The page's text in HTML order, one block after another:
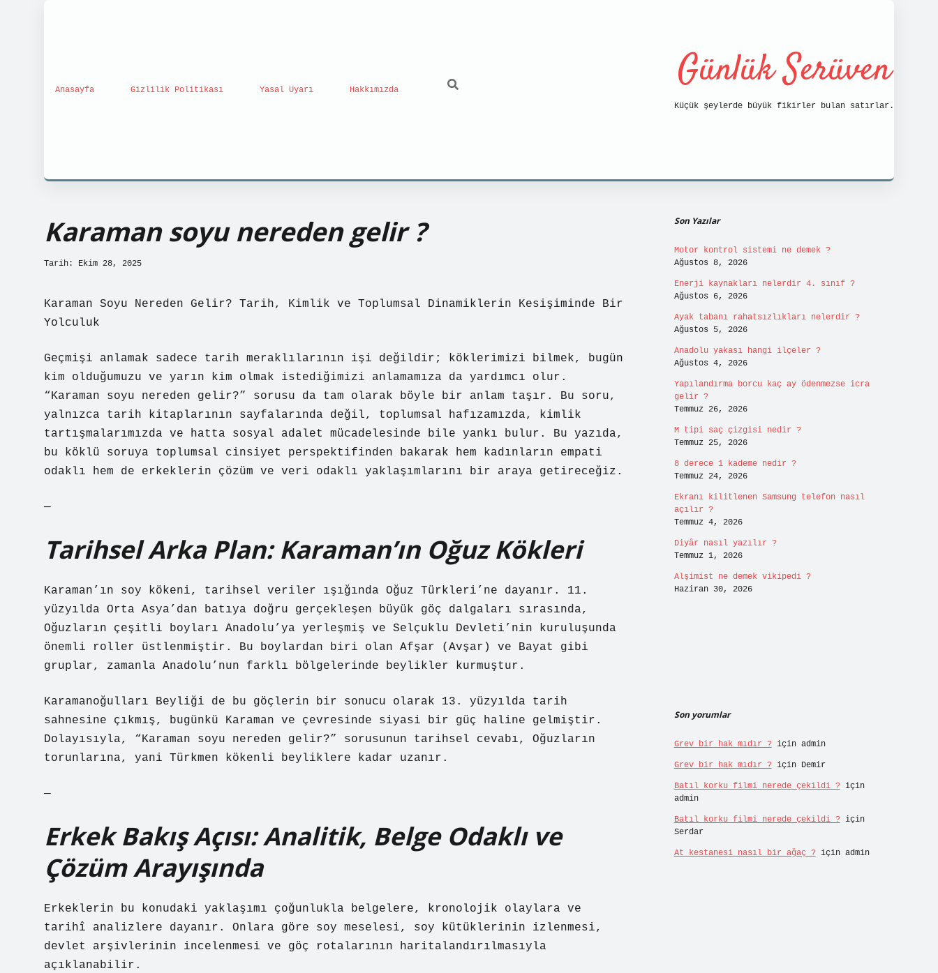
Anasayfa Gizlilik Politikası Yasal Uyarı Hakkımızda Günlük Serüven
Küçük şeylerde büyük fikirler bulan satırlar.
Karaman soyu nereden gelir ?
Tarih: Ekim 28, 2025
Karaman Soyu Nereden Gelir? Tarih, Kimlik ve Toplumsal Dinamiklerin Kesişiminde Bir
Yolculuk
Geçmişi anlamak sadece tarih meraklılarının işi değildir; köklerimizi bilmek, bugün
kim olduğumuzu ve yarın kim olmak istediğimizi anlamamıza da yardımcı olur.
“Karaman soyu nereden gelir?” sorusu da tam olarak böyle bir anlam taşır. Bu soru,
yalnızca tarih kitaplarının sayfalarında değil, toplumsal hafızamızda, kimlik
tartışmalarımızda ve hatta sosyal adalet mücadelesinde bile yankı bulur. Bu yazıda,
bu köklü soruya toplumsal cinsiyet perspektifinden bakarak hem kadınların empati
odaklı hem de erkeklerin çözüm ve veri odaklı yaklaşımlarını bir araya getireceğiz.
—
Tarihsel Arka Plan: Karaman’ın Oğuz Kökleri
Karaman’ın soy kökeni, tarihsel veriler ışığında Oğuz Türkleri’ne dayanır. 11.
yüzyılda Orta Asya’dan batıya doğru gerçekleşen büyük göç dalgaları sırasında,
Oğuzların çeşitli boyları Anadolu’ya yerleşmiş ve Selçuklu Devleti’nin kuruluşunda
önemli roller üstlenmiştir. Bu boylardan biri olan Afşar (Avşar) ve Bayat gibi
gruplar, zamanla Anadolu’nun farklı bölgelerinde beylikler kurmuştur.
Karamanoğulları Beyliği de bu göçlerin bir sonucu olarak 13. yüzyılda tarih
sahnesine çıkmış, bugünkü Karaman ve çevresinde siyasi bir güç haline gelmiştir.
Dolayısıyla, “Karaman soyu nereden gelir?” sorusunun tarihsel cevabı, Oğuzların
torunlarına, yani Türkmen kökenli beyliklere kadar uzanır.
—
Erkek Bakış Açısı: Analitik, Belge Odaklı ve
Çözüm Arayışında
Erkeklerin bu konudaki yaklaşımı çoğunlukla belgelere, kronolojik olaylara ve
tarihî analizlere dayanır. Onlara göre soy meselesi, soy kütüklerinin izlenmesi,
devlet arşivlerinin incelenmesi ve göç rotalarının haritalandırılmasıyla
açıklanabilir.
Son Yazılar
Motor kontrol sistemi ne demek ?
Ağustos 8, 2026
Enerji kaynakları nelerdir 4. sınıf ?
Ağustos 6, 2026
Ayak tabanı rahatsızlıkları nelerdir ?
Ağustos 5, 2026
Anadolu yakası hangi ilçeler ?
Ağustos 4, 2026
Yapılandırma borcu kaç ay ödenmezse icra
gelir ?
Temmuz 26, 2026
M tipi saç çizgisi nedir ?
Temmuz 25, 2026
8 derece 1 kademe nedir ?
Temmuz 24, 2026
Ekranı kilitlenen Samsung telefon nasıl
açılır ?
Temmuz 4, 2026
Diyâr nasıl yazılır ?
Temmuz 1, 2026
Alşimist ne demek vikipedi ?
Haziran 30, 2026
Son yorumlar
Grev bir hak mıdır ?için admin
Grev bir hak mıdır ?için Demir
Batıl korku filmi nerede çekildi ?için
admin
Batıl korku filmi nerede çekildi ?için
Serdar
At kestanesi nasıl bir ağaç ?için admin